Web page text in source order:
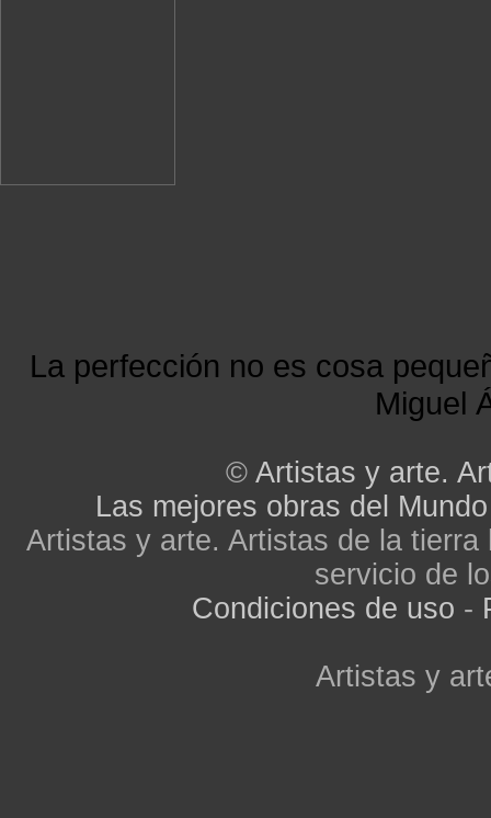
La perfección no es cosa
Miguel
© Artistas y arte.
Las mejores obras del Mundo
Artistas y arte. Artistas de la
servicio de
Condiciones de uso -
Artistas y